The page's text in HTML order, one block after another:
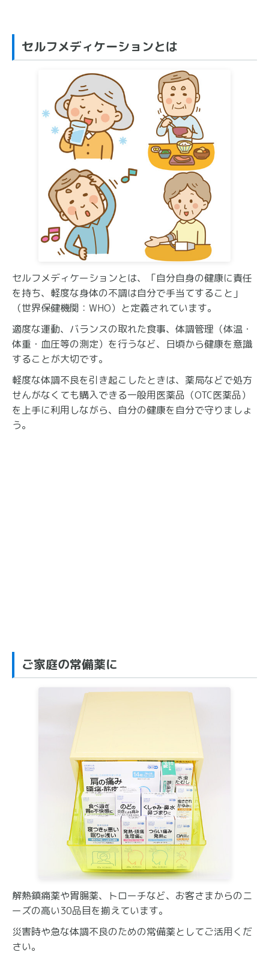
セルフメディケーションとは
セルフメディケーションとは、「自分自身の健康に責任
を持ち、軽度な身体の不調は自分で手当てすること」
（世界保健機関：WHO）と定義されています。
適度な運動、バランスの取れた食事、体調管理（体温・
体重・血圧等の測定）を行うなど、日頃から健康を意識
することが大切です。
軽度な体調不良を引き起こしたときは、薬局などで処方
せんがなくても購入できる一般用医薬品（OTC医薬品）
を上手に利用しながら、自分の健康を自分で守りましょ
う。
ご家庭の常備薬に
解熱鎮痛薬や胃腸薬、トローチなど、お客さまからのニ
ーズの高い30品目を揃えています。
災害時や急な体調不良のための常備薬としてご活用くだ
さい。